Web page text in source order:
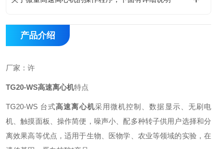
产品介绍
厂家：许
TG20-WS高速离心机特点
TG20-WS 台式高速离心机采用微机控制、数据显示、无刷电
机、触摸面板、操作简便，噪声小、配多种转子供用户选择和分
离效果高等优点，适用于生物、医物学、农业等领域的实验，在